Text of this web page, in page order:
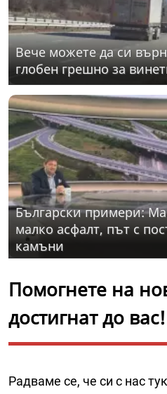
Вече можете да си
глобен грешно за
Български примери:
малко асфалт, път с
камъни
Помогнете на
достигнат до вас!
Радваме се, че си с нас